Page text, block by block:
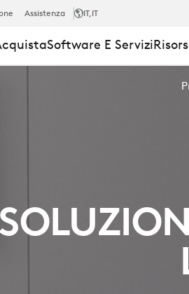
Assistenza IT,IT
Software E Servizi